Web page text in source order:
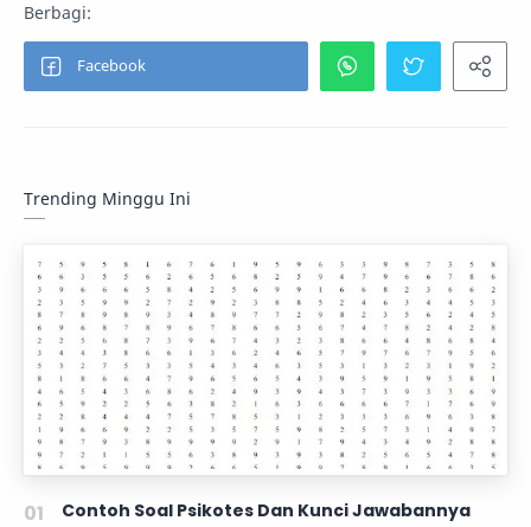
Trending Minggu Ini
Contoh Soal Psikotes Dan Kunci Jawabannya